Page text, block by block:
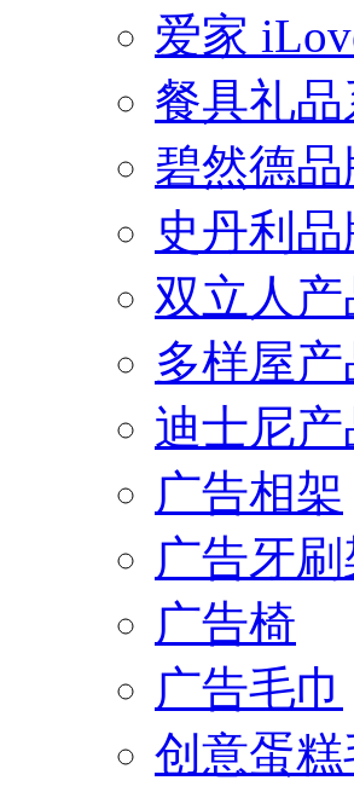
爱家
餐具礼品
碧然德品
史丹利品
双立人产
多样屋产
迪士尼产
广告相架
广告牙
广告椅
广告毛巾
创意蛋糕